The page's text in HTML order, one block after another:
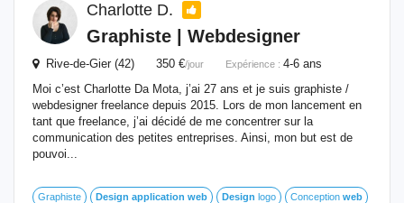
Charlotte D.
Graphiste | Webdesigner
Rive-de-Gier (42) 350 €/jour Expérience : 4-6 ans
Moi c’est Charlotte Da Mota, j’ai 27 ans et je suis graphiste /
webdesigner freelance depuis 2015. Lors de mon lancement en
tant que freelance, j’ai décidé de me concentrer sur la
communication des petites entreprises. Ainsi, mon but est de
pouvoi...
Graphiste Design application web Design logo Conception web